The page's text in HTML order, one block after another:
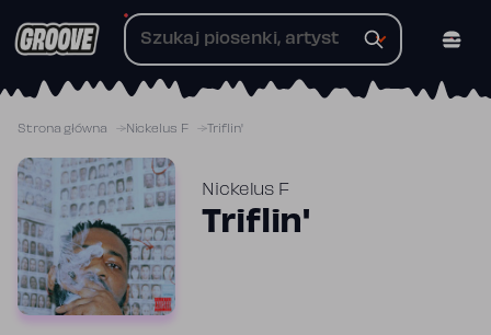
do
Strona główna Nickelus F Triflin'
Nickelus F
Triflin'